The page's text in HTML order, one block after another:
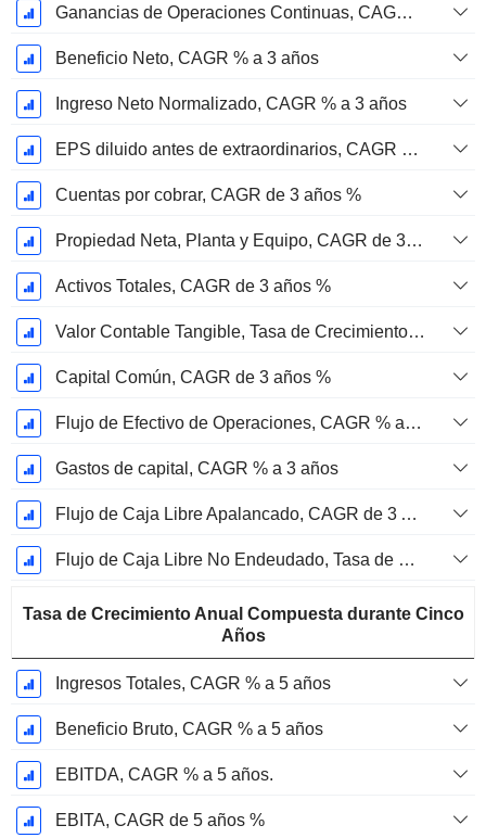
Ganancias de Operaciones Continuas, CAGR de 3 Años %
Beneficio Neto, CAGR % a 3 años
Ingreso Neto Normalizado, CAGR % a 3 años
EPS diluido antes de extraordinarios, CAGR de 3 años %
Cuentas por cobrar, CAGR de 3 años %
Propiedad Neta, Planta y Equipo, CAGR de 3 Años %
Activos Totales, CAGR de 3 años %
Valor Contable Tangible, Tasa de Crecimiento Anual Compuesta de 3 Años %
Capital Común, CAGR de 3 años %
Flujo de Efectivo de Operaciones, CAGR % a 3 años
Gastos de capital, CAGR % a 3 años
Flujo de Caja Libre Apalancado, CAGR de 3 Años %
Flujo de Caja Libre No Endeudado, Tasa de Crecimiento Anual Compuesta de 3 Años %
Tasa de Crecimiento Anual Compuesta durante Cinco
Años
Ingresos Totales, CAGR % a 5 años
Beneficio Bruto, CAGR % a 5 años
EBITDA, CAGR % a 5 años.
EBITA, CAGR de 5 años %